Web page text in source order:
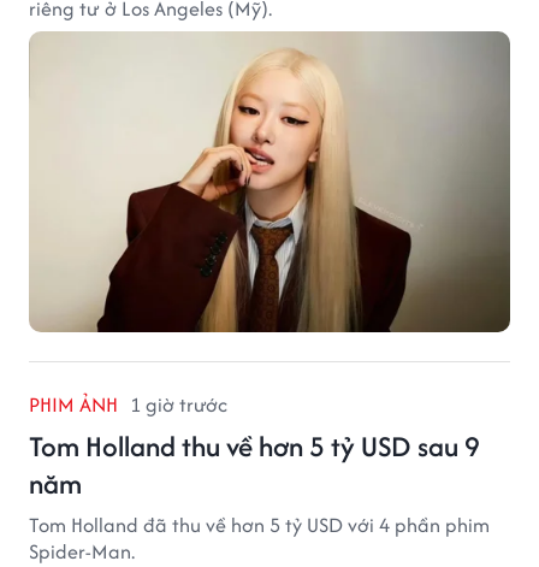
riêng tư ở Los Angeles (Mỹ).
PHIM ẢNH 1 giờ trước
Tom Holland thu về hơn 5 tỷ USD sau 9
năm
Tom Holland đã thu về hơn 5 tỷ USD với 4 phần phim
Spider-Man.